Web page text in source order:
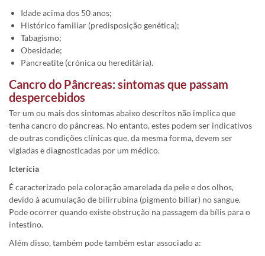
Idade acima dos 50 anos;
Histórico familiar (predisposição genética);
Tabagismo;
Obesidade;
Pancreatite (crónica ou hereditária).
Cancro do Pâncreas: sintomas que passam
despercebidos
Ter um ou mais dos sintomas abaixo descritos não implica que
tenha cancro do pâncreas. No entanto, estes podem ser indicativos
de outras condições clínicas que, da mesma forma, devem ser
vigiadas e diagnosticadas por um médico.
Icterícia
É caracterizado pela coloração amarelada da pele e dos olhos,
devido à acumulação de bilirrubina (pigmento biliar) no sangue.
Pode ocorrer quando existe obstrução na passagem da bílis para o
intestino.
Além disso, também pode também estar associado a: